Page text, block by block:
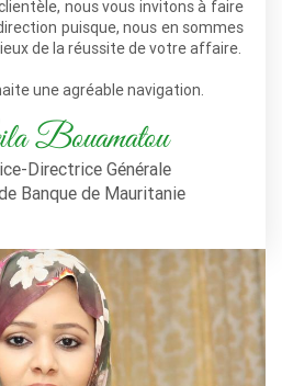
nous vous invitons à faire
puisque, nous en sommes
de la réussite de votre affaire.
une agréable navigation.
Bouamatou
Directrice Générale
Banque de Mauritanie